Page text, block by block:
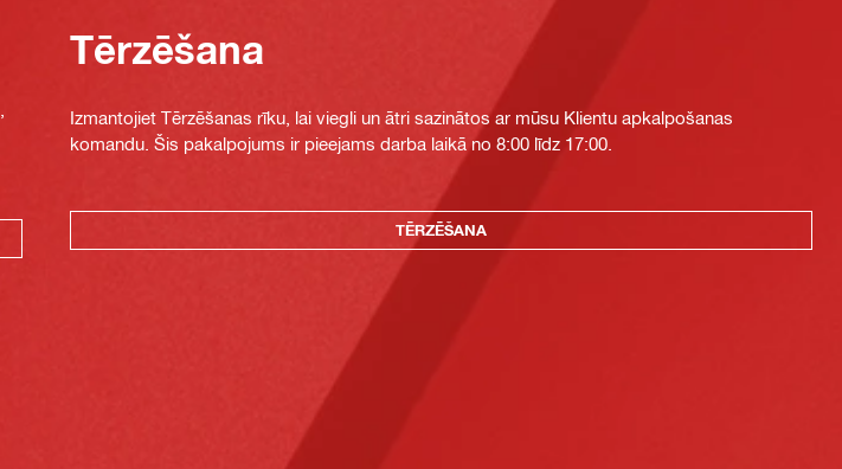
Tērzēšana
Izmantojiet Tērzēšanas rīku, lai viegli un ātri sazinātos ar mūsu Klientu apkalpošanas
komandu. Šis pakalpojums ir pieejams darba laikā no 8:00 līdz 17:00.
TĒRZĒŠANA